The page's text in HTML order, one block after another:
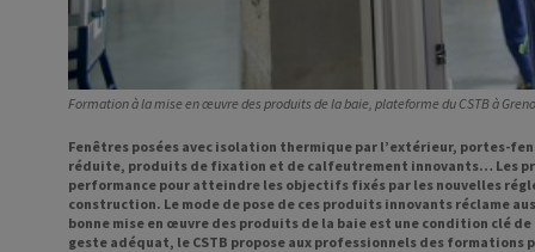
Formation à la mise en œuvre des produits de la baie, plateforme du CSTB à
Fenêtres posées avec isolation thermique par l’extérieur, portes-
réduite, produits de fixation et de calfeutrement innovants… Les
performance pour atteindre les objectifs fixés par les nouvelles
construction. Le mode de pose de ces produits innovants réclame
bonne mise en œuvre des produits de la baie est une condition clé
geste adéquat, le CSTB propose aux professionnels des